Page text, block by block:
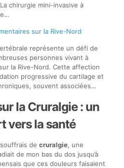
chirurgie mini-invasive à
sur la Rive-Nord
représente un défi de
personnes vivant à
la Rive-Nord. Cette affection
progressive du cartilage et
souvent associées…
la Cruralgie : un
vers la santé
de cruralgie, une
de mon bas du dos jusqu’à
que ces douleurs faisaient